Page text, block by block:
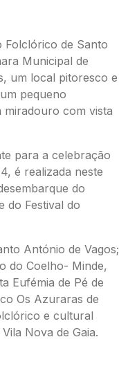
Folclórico de Santo
Municipal de
um local pitoresco e
pequeno
miradouro com vista
para a celebração
é realizada neste
do
do Festival do
António de Vagos;
do Coelho- Minde,
Eufémia de Pé de
Os Azuraras de
e cultural
Nova de Gaia.